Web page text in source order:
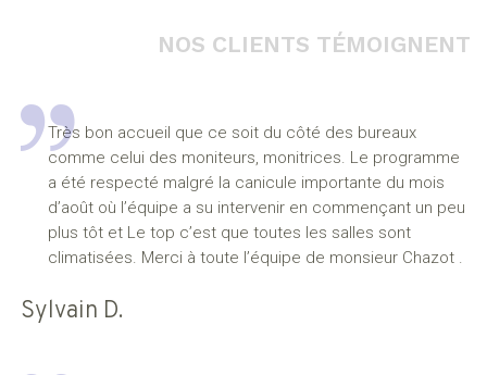
NOS CLIENTS TÉMOIGNENT
Très bon accueil que ce soit du côté des bureaux
comme celui des moniteurs, monitrices. Le programme
a été respecté malgré la canicule importante du mois
d’août où l’équipe a su intervenir en commençant un peu
plus tôt et Le top c’est que toutes les salles sont
climatisées. Merci à toute l’équipe de monsieur Chazot .
Sylvain D.